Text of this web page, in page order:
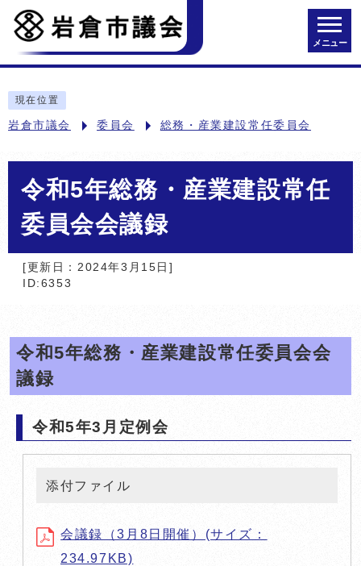
メニュー
現在位置
岩倉市議会 委員会 総務・産業建設常任委員会
令和5年総務・産業建設常任
委員会会議録
[更新日：2024年3月15日]
ID:6353
令和5年総務・産業建設常任委員会会
議録
令和5年3月定例会
添付ファイル
会議録（3月8日開催）(サイズ：
234.97KB)